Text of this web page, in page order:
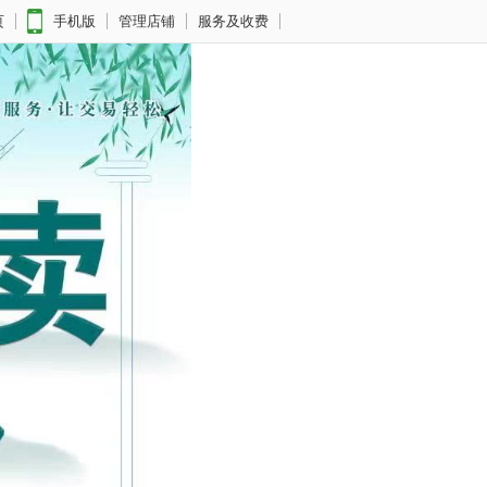
手机版 管理店铺 服务及收费